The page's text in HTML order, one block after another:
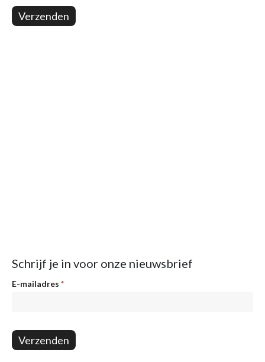
Verzenden
Schrijf je in voor onze nieuwsbrief
Nieuwsbrief
E-mailadres *
Verzenden